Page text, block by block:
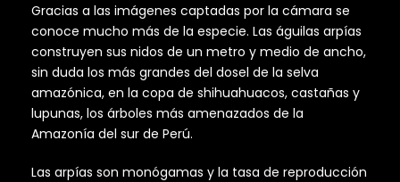
Gracias a las imágenes captadas por la cámara se
conoce mucho más de la especie. Las águilas arpías
construyen sus nidos de un metro y medio de ancho,
sin duda los más grandes del dosel de la selva
amazónica, en la copa de shihuahuacos, castañas y
lupunas, los árboles más amenazados de la
Amazonía del sur de Perú.
Las arpías son monógamas y la tasa de reproducción